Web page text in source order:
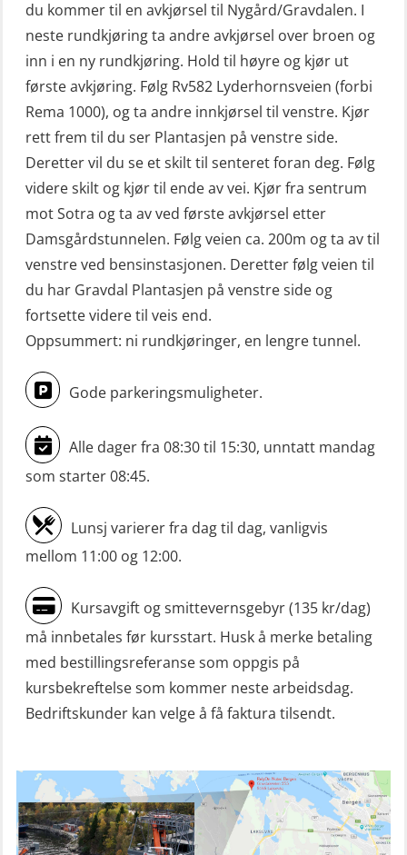
repetisjon (OSE106)
Livbåtfører sliskelivbåt repetisjon
(OSE1301)
Livbåtfører sliskestuplivbåt –
grunnleggende (OSE129)
Mann-Over-Bord (hurtiggående) liten
båt m/mørkekjøring – grunnleggende
(OSE114)
Mann-Over-Bord (hurtiggående) liten
båt m/mørkekjøring – repetisjon
(OSE151)
Mann-Over-Bord (hurtiggående) liten
båt u/mørkekjøring – grunnleggende
(OSE1142)
Mann-Over-Bord liten båt (MOB)
u/mørkekjøring – repetisjon (OSE152)
Mørkekjøring-modul for Mann-Over-
Bord (hurtiggående) liten båt
(OSE1001)
ROC sertifikat grunnleggende
(GMDSS) (ORC102)
ROC sertifikat repetisjon (GMDSS)
(ORC103)
Skadestedsledelse (OER108)
(OER118)
Skuldermåling (OBS120)
Sliskelivbåt grunnkurs m/E-læring
du kommer til en avkjørsel til Nygård/Gravdalen. I
neste rundkjøring ta andre avkjørsel over broen og
inn i en ny rundkjøring. Hold til høyre og kjør ut
første avkjøring. Følg Rv582 Lyderhornsveien (forbi
Rema 1000), og ta andre innkjørsel til venstre. Kjør
rett frem til du ser Plantasjen på venstre side.
Deretter vil du se et skilt til senteret foran deg. Følg
videre skilt og kjør til ende av vei. Kjør fra sentrum
mot Sotra og ta av ved første avkjørsel etter
Damsgårdstunnelen. Følg veien ca. 200m og ta av til
venstre ved bensinstasjonen. Deretter følg veien til
du har Gravdal Plantasjen på venstre side og
fortsette videre til veis end.
Oppsummert: ni rundkjøringer, en lengre tunnel.
Gode parkeringsmuligheter.
Alle dager fra 08:30 til 15:30, unntatt mandag
som starter 08:45.
Lunsj varierer fra dag til dag, vanligvis
mellom 11:00 og 12:00.
Kursavgift og smittevernsgebyr (135 kr/dag)
må innbetales før kursstart. Husk å merke betaling
med bestillingsreferanse som oppgis på
kursbekreftelse som kommer neste arbeidsdag.
Bedriftskunder kan velge å få faktura tilsendt.